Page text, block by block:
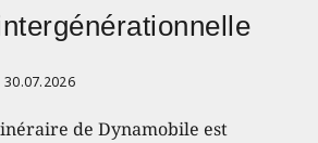
30.07.2026
de Dynamobile est